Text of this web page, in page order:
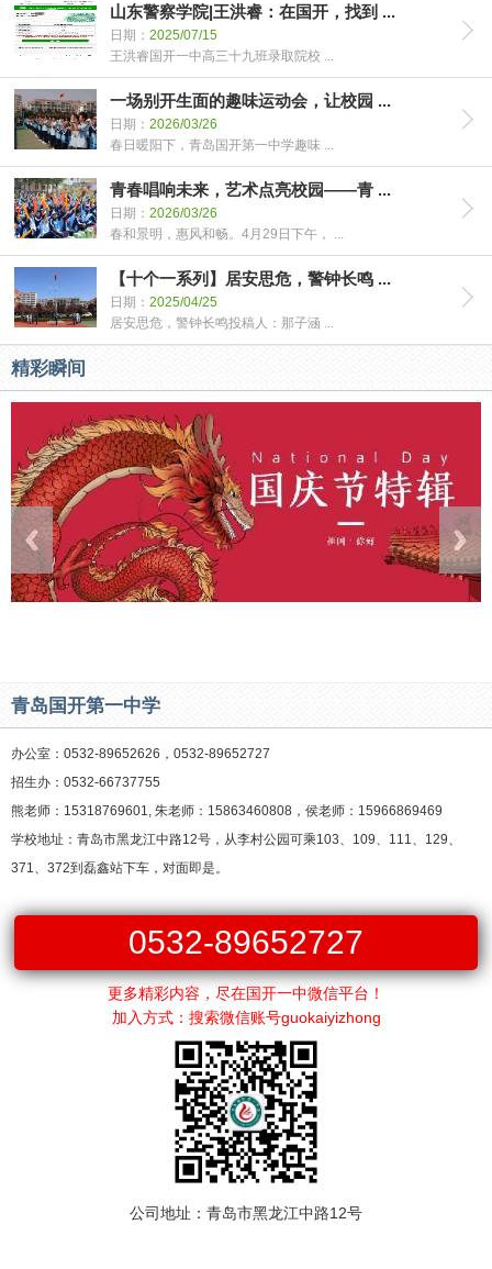
山东警察学院|王洪睿：在国开，找到 ...
日期： 2025/07/15
王洪睿国开一中高三十九班录取院校 ...
一场别开生面的趣味运动会，让校园 ...
日期： 2026/03/26
春日暖阳下，青岛国开第一中学趣味 ...
青春唱响未来，艺术点亮校园——青 ...
日期： 2026/03/26
春和景明，惠风和畅。4月29日下午， ...
【十个一系列】居安思危，警钟长鸣 ...
日期： 2025/04/25
居安思危，警钟长鸣投稿人：那子涵 ...
精彩瞬间
青岛国开第一中学
办公室：0532-89652626，0532-89652727
招生办：0532-66737755
熊老师：15318769601, 朱老师：15863460808，侯老师：15966869469
学校地址：青岛市黑龙江中路12号，从李村公园可乘103、109、111、129、
371、372到磊鑫站下车，对面即是。
0532-89652727
更多精彩内容，尽在国开一中微信平台！
加入方式：搜索微信账号guokaiyizhong
公司地址：青岛市黑龙江中路12号